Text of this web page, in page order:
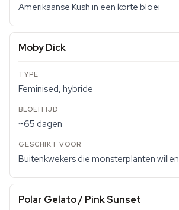
Amerikaanse Kush in een korte bloei
Moby Dick
Feminised, hybride
~65 dagen
Buitenkwekers die monsterplanten willen
Polar Gelato / Pink Sunset